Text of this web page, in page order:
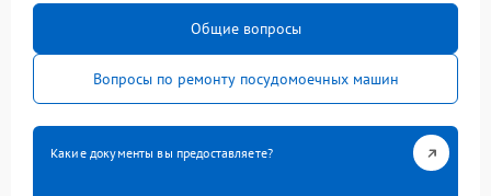
Общие вопросы
Вопросы по ремонту посудомоечных машин
Какие документы вы предоставляете?